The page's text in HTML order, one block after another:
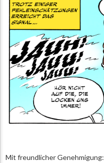
Mit freundlicher Genehmigung: